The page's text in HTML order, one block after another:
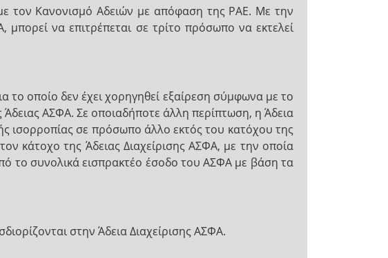
τον Κανονισμό Αδειών με απόφαση της ΡΑΕ. Με την
μπορεί να επιτρέπεται σε τρίτο πρόσωπο να εκτελεί
το οποίο δεν έχει χορηγηθεί εξαίρεση σύμφωνα με το
Άδειας ΑΣΦΑ. Σε οποιαδήποτε άλλη περίπτωση, η Άδεια
ισορροπίας σε πρόσωπο άλλο εκτός του κατόχου της
κάτοχο της Άδειας Διαχείρισης ΑΣΦΑ, με την οποία
το συνολικά εισπρακτέο έσοδο του ΑΣΦΑ με βάση τα
στην Άδεια Διαχείρισης ΑΣΦΑ.